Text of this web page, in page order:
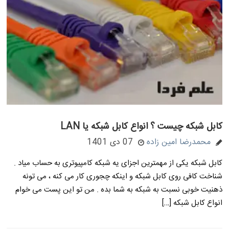
کابل شبکه چیست ؟ انواع کابل شبکه یا LAN
محمدرضا امین زاده 07 دی 1401
کابل شبکه یکی از مهمترین اجزای یه شبکه کامپیوتری به حساب میاد .
شناخت کافی روی کابل شبکه و اینکه چجوری کار می کنه ، می تونه
ذهنیت خوبی نسبت به شبکه به شما بده . من تو این پست می خوام
انواع کابل شبکه […]